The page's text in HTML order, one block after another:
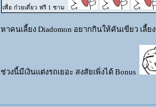
เพื่อ ก๋วยเตี๋ยว ฟรี 1 ชาม
หาคนเลี้ยง Diadomon อยากกินให้คันเขียว เลี้ย
ช่วงนี้มีเงินแต่งรถเยอะ สงสัยเพิ่งได้ Bonus